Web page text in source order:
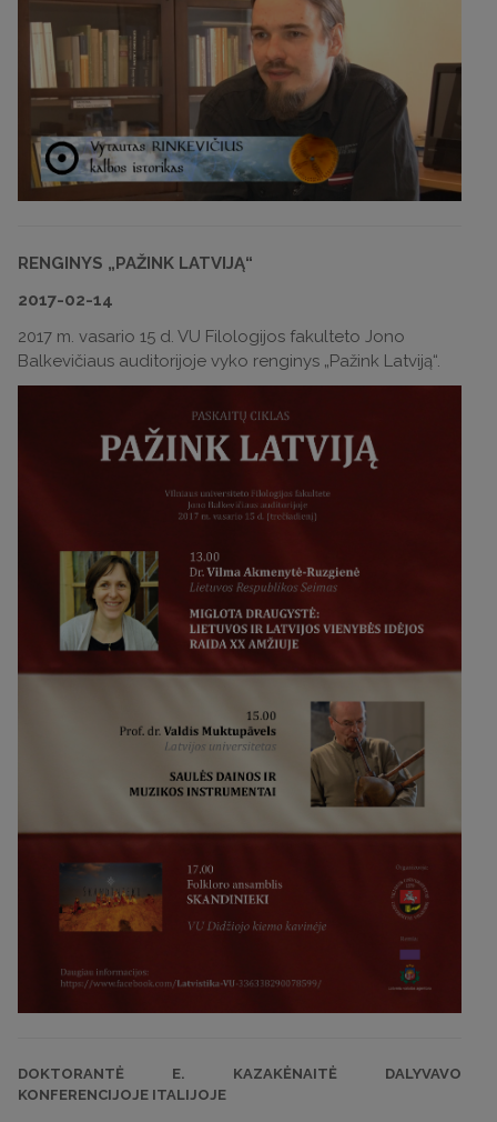
RENGINYS „PAŽINK LATVIJĄ“
2017-02-14
2017 m. vasario 15 d. VU Filologijos fakulteto Jono
Balkevičiaus auditorijoje vyko renginys „Pažink Latviją“.
DOKTORANTĖ E. KAZAKĖNAITĖ DALYVAVO
KONFERENCIJOJE ITALIJOJE